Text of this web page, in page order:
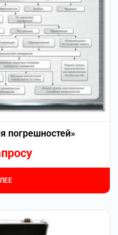
погрешностей»